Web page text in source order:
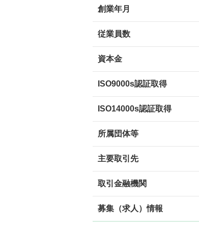
創業年月
従業員数
資本金
ISO9000s認証取得
ISO14000s認証取得
所属団体等
主要取引先
取引金融機関
募集（求人）情報